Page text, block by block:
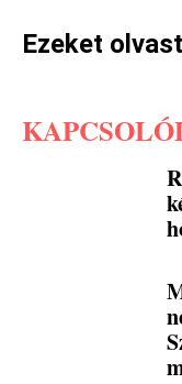
Ezeket